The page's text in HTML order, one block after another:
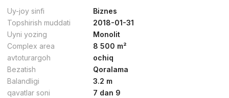
Uy-joy sinfi
Biznes
Topshirish muddati
2018-01-31
Uyni yozing
Monolit
Complex area
8 500 m²
avtoturargoh
ochiq
Bezatish
Qoralama
Balandligi
3.2 m
qavatlar soni
7 dan 9